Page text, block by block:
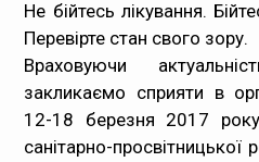
Не бійтесь лікування.
Перевірте стан свого зору.
Враховуючи
закликаємо сприяти в
12-18 березня 2017
санітарно-